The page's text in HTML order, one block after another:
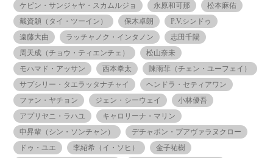
ケビン・サンジャヤ・スカムルジョ
永原和可那
松本麻佑
戴資穎（タイ・ツーイン）
保木卓朗
P.V.シンドゥ
遠藤大由
ラッチャノク・インタノン
志田千陽
周天成（チョウ・ティエンチェ）
松山奈未
モハマド・アッサン
西本拳太
陳雨菲（チェン・ユーフェイ）
サプシリー・タエラッタナチャイ
ヘンドラ・セティアワン
ファン・ヤチョン
ジェン・シーウェイ
小林優吾
アプリヤニ・ラハユ
キャロリーナ・マリン
申昇輩（シン・ソンチャン）
デチャポン・プアヴァラヌクロー
ドゥ・ユエ
李紹希（イ・ソヒ）
金子祐樹